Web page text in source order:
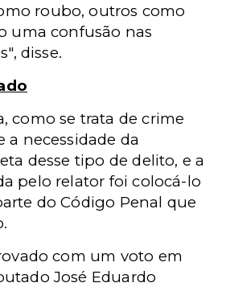
roubo, outros como
uma confusão nas
disse.
como se trata de crime
a necessidade da
desse tipo de delito, e a
pelo relator foi colocá-lo
do Código Penal que
com um voto em
José Eduardo